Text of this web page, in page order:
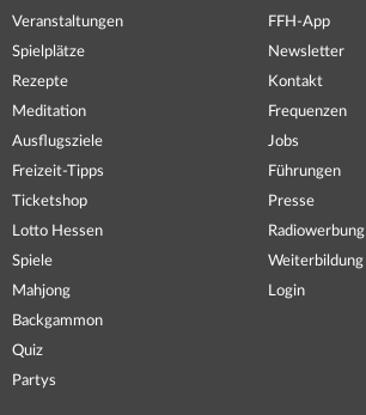
Veranstaltungen
Spielplätze
Rezepte
Meditation
Ausflugsziele
Freizeit-Tipps
Ticketshop
Lotto Hessen
Spiele
Mahjong
Backgammon
Quiz
Partys
FFH-App
Newsletter
Kontakt
Frequenzen
Jobs
Führungen
Presse
Radiowerbung
Weiterbildung
Login